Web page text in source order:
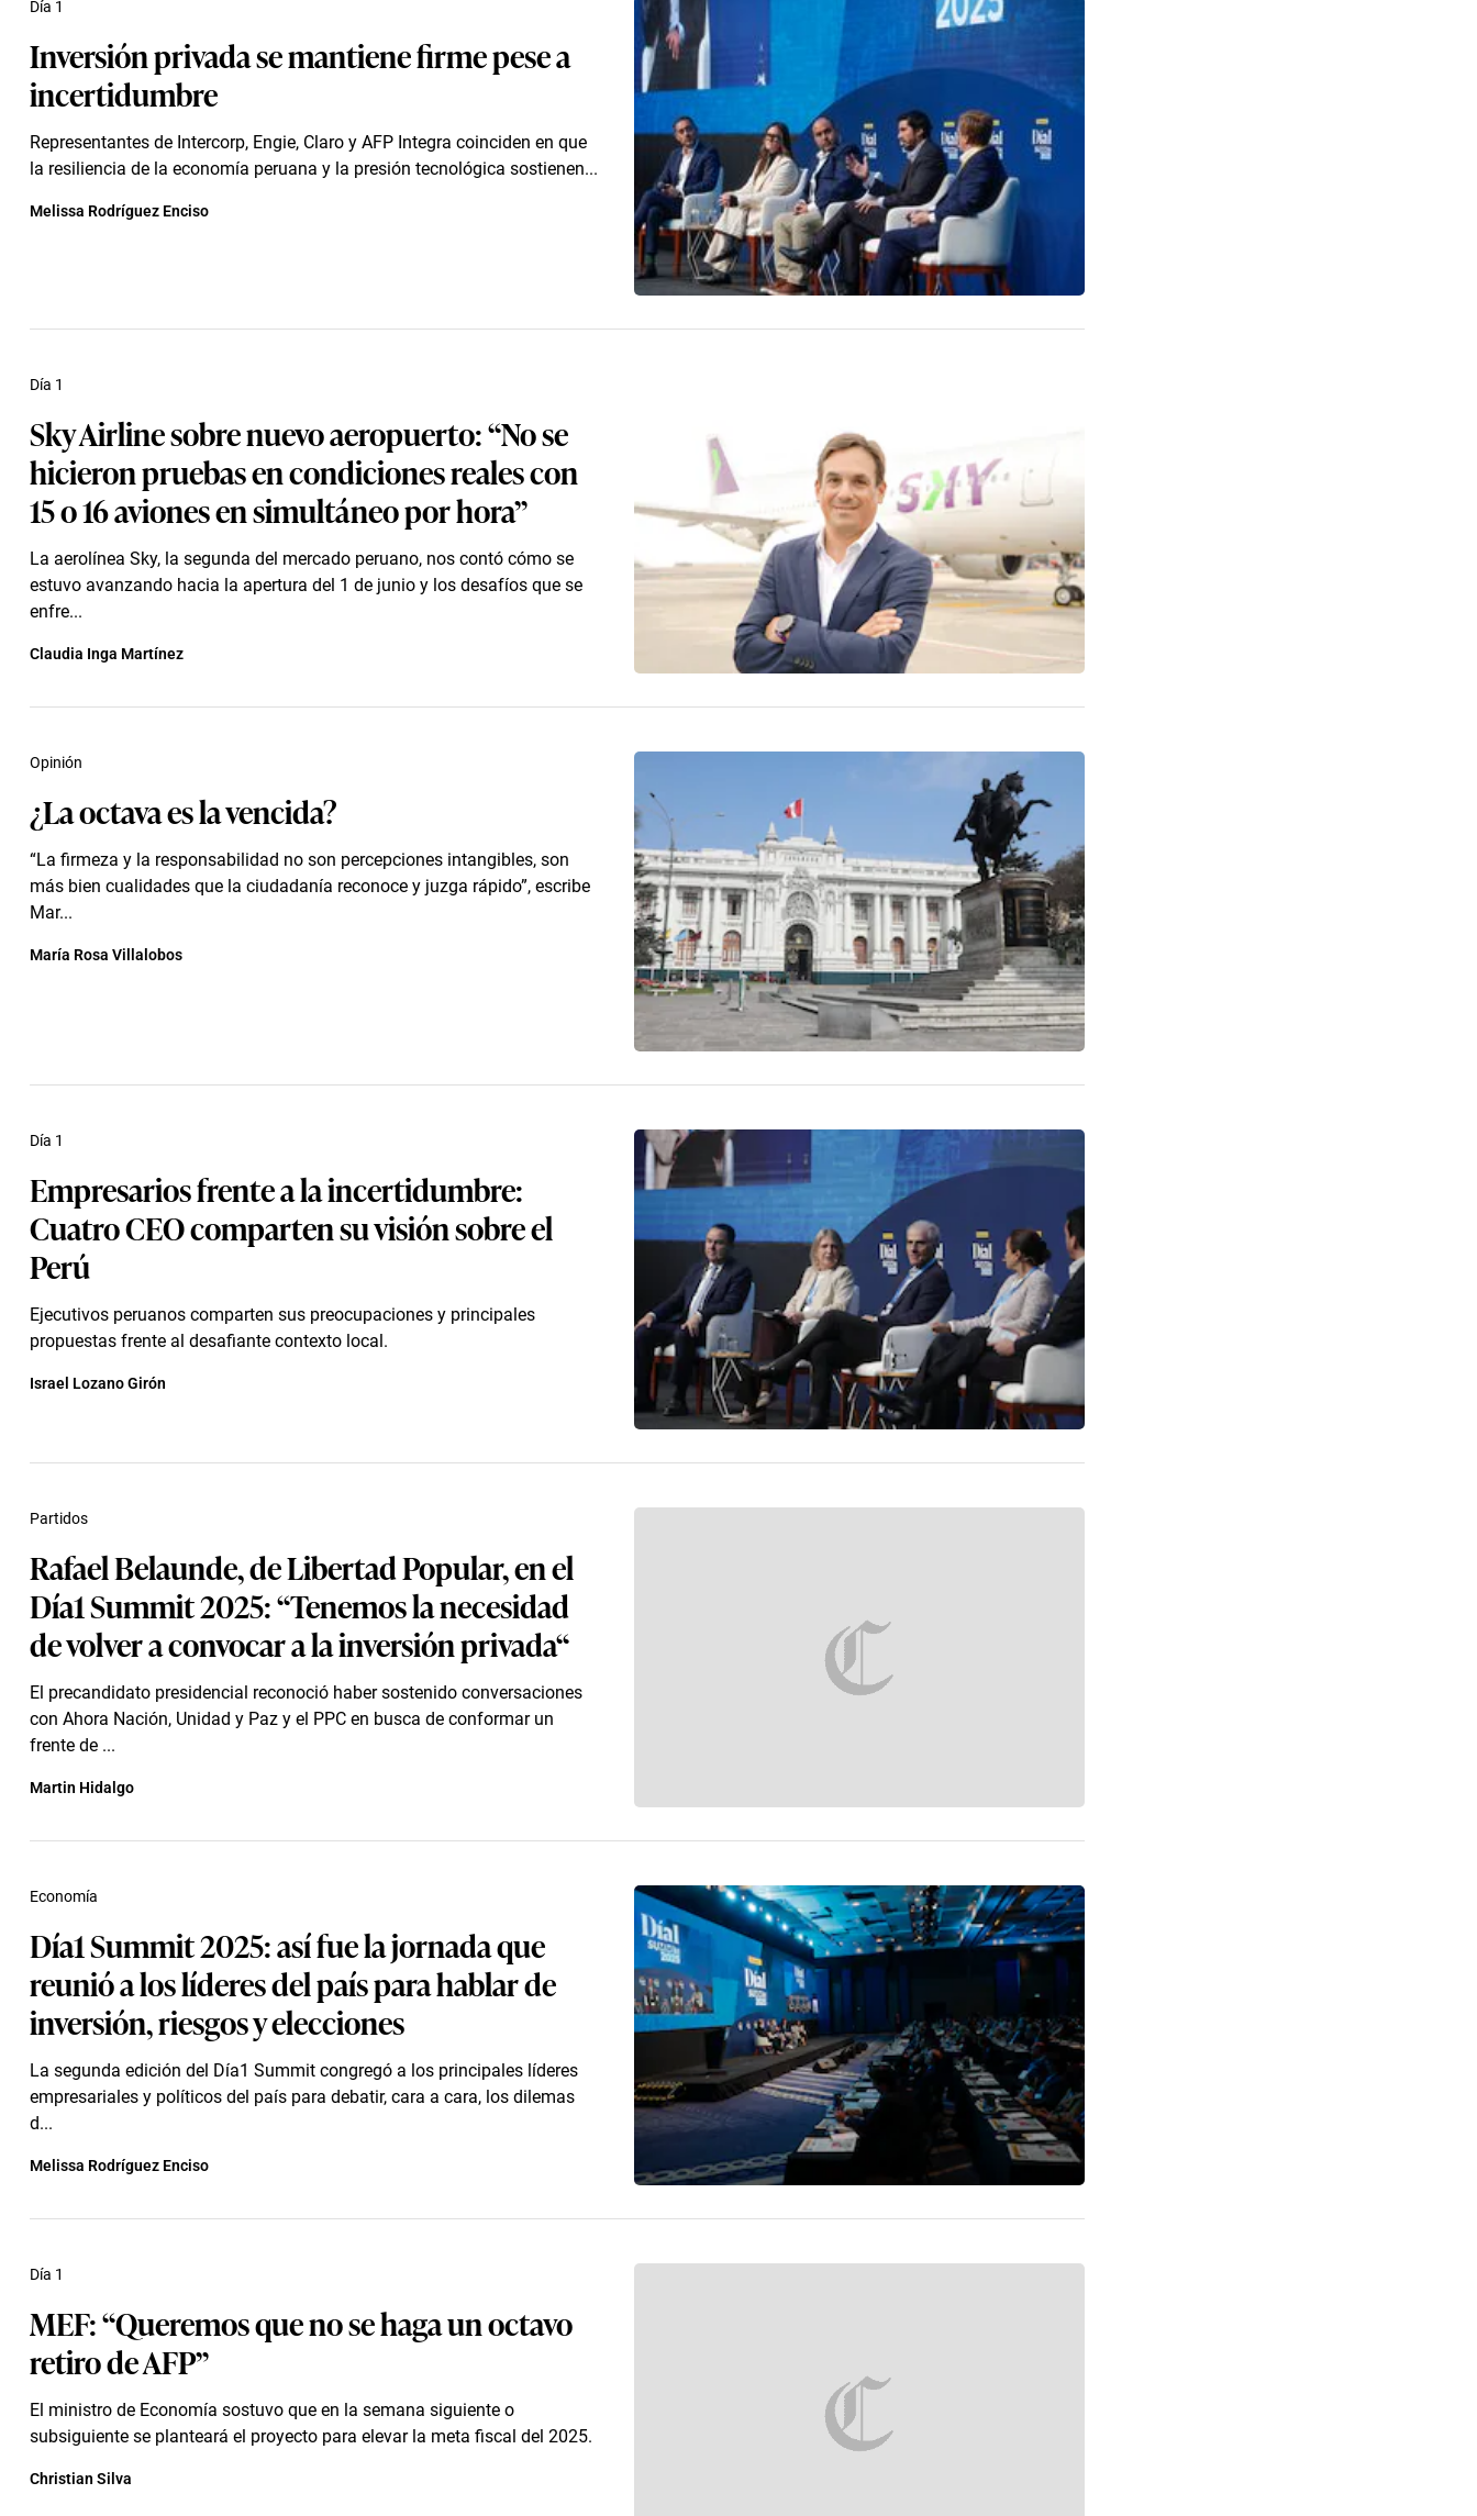
Inversión privada se mantiene firme pese a
incertidumbre
Representantes de Intercorp, Engie, Claro y AFP Integra coinciden en que
la resiliencia de la economía peruana y la presión tecnológica sostienen...
Día 1
Melissa Rodríguez Enciso
Sky Airline sobre nuevo aeropuerto: “No se
hicieron pruebas en condiciones reales con
15 o 16 aviones en simultáneo por hora”
La aerolínea Sky, la segunda del mercado peruano, nos contó cómo se
estuvo avanzando hacia la apertura del 1 de junio y los desafíos que se
enfre...
Día 1
Claudia Inga Martínez
¿La octava es la vencida?
“La firmeza y la responsabilidad no son percepciones intangibles, son
más bien cualidades que la ciudadanía reconoce y juzga rápido”, escribe
Mar...
Opinión
María Rosa Villalobos
Empresarios frente a la incertidumbre:
Cuatro CEO comparten su visión sobre el
Perú
Ejecutivos peruanos comparten sus preocupaciones y principales
propuestas frente al desafiante contexto local.
Día 1
Israel Lozano Girón
Rafael Belaunde, de Libertad Popular, en el
Día1 Summit 2025: “Tenemos la necesidad
de volver a convocar a la inversión privada“
El precandidato presidencial reconoció haber sostenido conversaciones
con Ahora Nación, Unidad y Paz y el PPC en busca de conformar un
frente de ...
Partidos
Martin Hidalgo
Día1 Summit 2025: así fue la jornada que
reunió a los líderes del país para hablar de
inversión, riesgos y elecciones
La segunda edición del Día1 Summit congregó a los principales líderes
empresariales y políticos del país para debatir, cara a cara, los dilemas
d...
Economía
Melissa Rodríguez Enciso
MEF: “Queremos que no se haga un octavo
retiro de AFP”
El ministro de Economía sostuvo que en la semana siguiente o
subsiguiente se planteará el proyecto para elevar la meta fiscal del 2025.
Día 1
Christian Silva